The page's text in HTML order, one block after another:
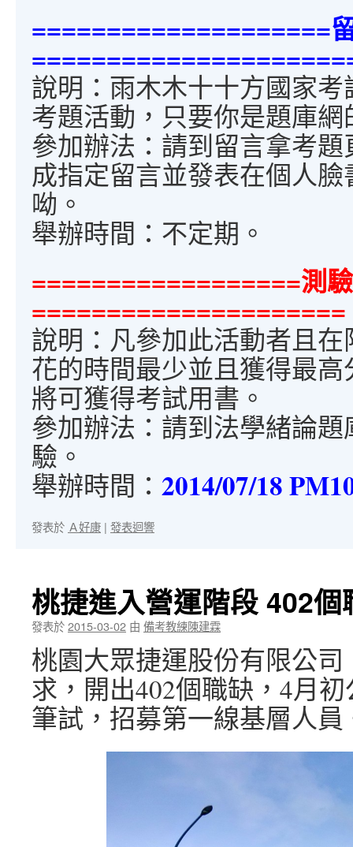
====================
說明：雨木木十十方國家
考題活動，只要你是題庫
參加辦法：請到留言拿考題
成指定留言並發表在個人
呦。
舉辦時間：不定期。
==================測
=====================
說明：凡參加此活動者且
花的時間最少並且獲得最高
將可獲得考試用書。
參加辦法：請到法學緒論題
驗。
舉辦時間： 2014/07/18
發表於 Ａ好康 | 發表迴響
桃捷進入營運階段 402
發表於2015-03-02 由 備考教練陳建霖
桃園大眾捷運股份有限公
求，開出402個職缺，4月
筆試，招募第一線基層人員